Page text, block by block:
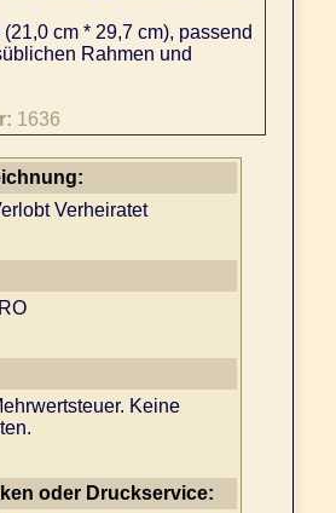
(21,0 cm * 29,7 cm), passend
Rahmen und
1636
Verheiratet
Keine
oder Druckservice: